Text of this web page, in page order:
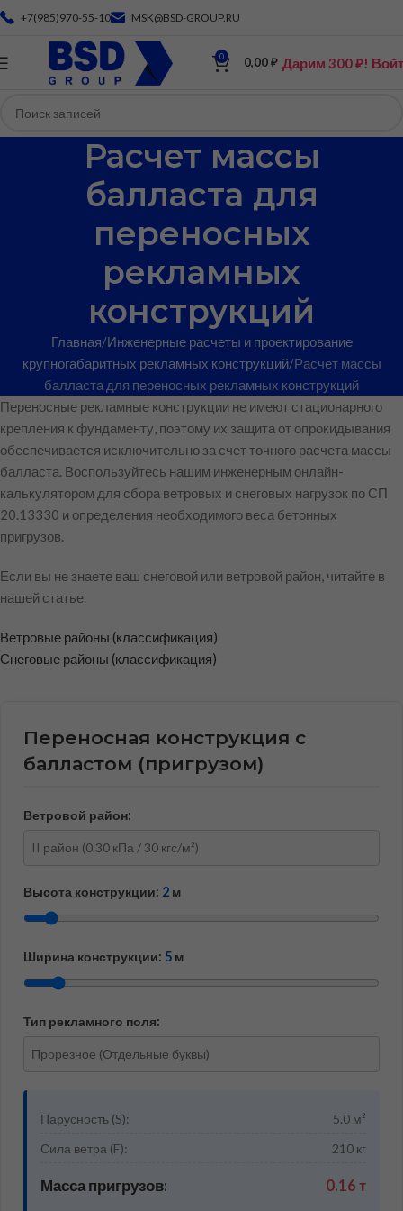
+7(985)970-55-10 MSK@BSD-GROUP.RU
0 0,00₽ Дарим 300 ₽!
Расчет массы
балласта для
переносных
рекламных
конструкций
Главная Инженерные расчеты и проектирование
крупногабаритных рекламных конструкций Расчет массы
балласта для переносных рекламных конструкций
Переносные рекламные конструкции не имеют стационарного
крепления к фундаменту, поэтому их защита от опрокидывания
обеспечивается исключительно за счет точного расчета массы
балласта. Воспользуйтесь нашим инженерным онлайн-
калькулятором для сбора ветровых и снеговых нагрузок по СП
20.13330 и определения необходимого веса бетонных
пригрузов.
Если вы не знаете ваш снеговой или ветровой район, читайте в
нашей статье.
Ветровые районы (классификация)
Снеговые районы (классификация)
Переносная конструкция с
балластом (пригрузом)
Ветровой район:
Высота конструкции: 2 м
Ширина конструкции: 5 м
Тип рекламного поля:
Парусность (S): 5.0 м²
Сила ветра (F):
210 кг
Масса пригрузов: 0.16 т